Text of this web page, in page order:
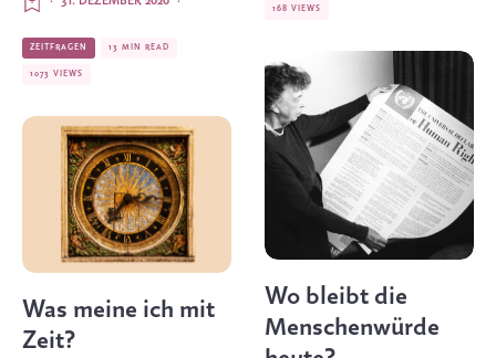
ZEITFRAGEN 13 MIN READ
1073 VIEWS
Was meine ich mit
Zeit?
168 VIEWS
Wo bleibt die
Menschenwürde